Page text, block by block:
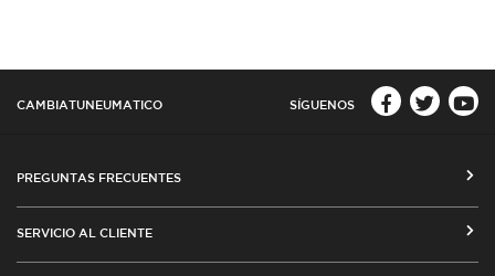
CAMBIATUNEUMATICO SÍGUENOS
PREGUNTAS FRECUENTES
MEDIOS DE PAGO
SERVICIO AL CLIENTE